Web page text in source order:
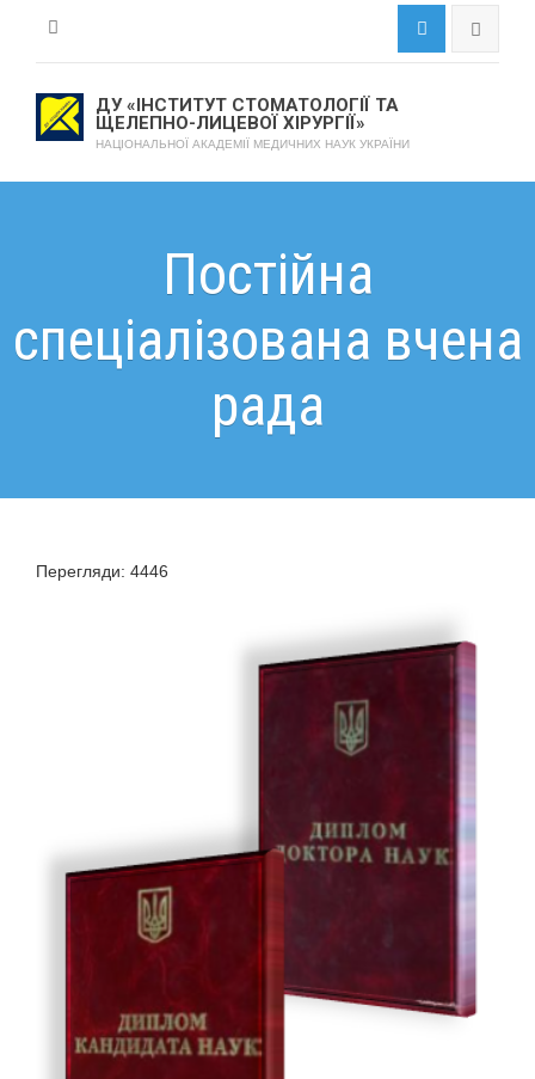
ДУ «ІНСТИТУТ СТОМАТОЛОГІЇ ТА
ЩЕЛЕПНО-ЛИЦЕВОЇ ХІРУРГІЇ»
НАЦІОНАЛЬНОЇ АКАДЕМІЇ МЕДИЧНИХ НАУК УКРАЇНИ
Постійна
спеціалізована вчена
рада
Перегляди: 4446